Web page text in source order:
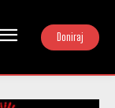
Doniraj